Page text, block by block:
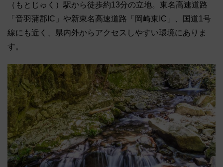
（もとじゅく）駅から徒歩約13分の立地。東名高速道路
「音羽蒲郡IC」や新東名高速道路「岡崎東IC」、国道1号
線にも近く、県内外からアクセスしやすい環境にありま
す。